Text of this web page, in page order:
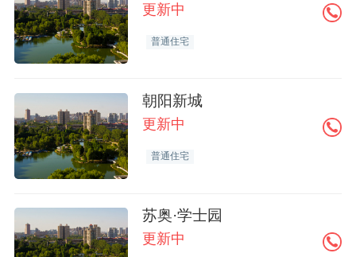
更新中
普通住宅
朝阳新城
更新中
普通住宅
苏奥·学士园
更新中